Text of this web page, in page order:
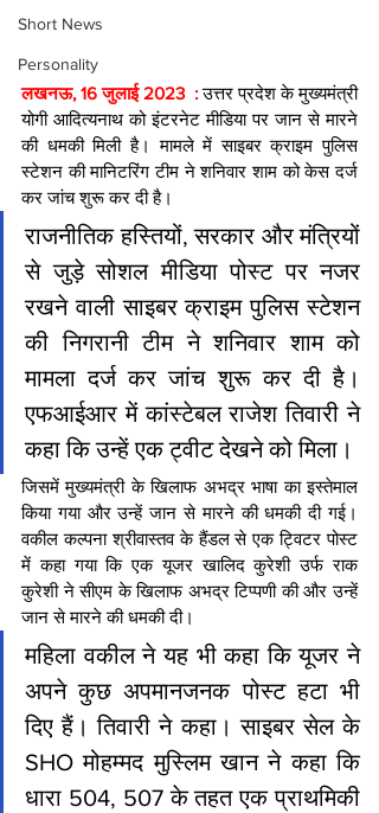
Short News
Personality
लखनऊ, 16 जुलाई 2023  : उत्तर प्रदेश के मुख्यमंत्री
योगी आदित्यनाथ को इंटरनेट मीडिया पर जान से मारने
की धमकी मिली है। मामले में साइबर क्राइम पुलिस
स्टेशन की मानिटरिंग टीम ने शनिवार शाम को केस दर्ज
कर जांच शुरू कर दी है।
राजनीतिक हस्तियों, सरकार और मंत्रियों
से जुड़े सोशल मीडिया पोस्ट पर नजर
रखने वाली साइबर क्राइम पुलिस स्टेशन
की निगरानी टीम ने शनिवार शाम को
मामला दर्ज कर जांच शुरू कर दी है।
एफआईआर में कांस्टेबल राजेश तिवारी ने
कहा कि उन्हें एक ट्वीट देखने को मिला।
जिसमें मुख्यमंत्री के खिलाफ अभद्र भाषा का इस्तेमाल
किया गया और उन्हें जान से मारने की धमकी दी गई।
वकील कल्पना श्रीवास्तव के हैंडल से एक ट्विटर पोस्ट
में कहा गया कि एक यूजर खालिद कुरेशी उर्फ राक
कुरेशी ने सीएम के खिलाफ अभद्र टिप्पणी की और उन्हें
जान से मारने की धमकी दी।
महिला वकील ने यह भी कहा कि यूजर ने
अपने कुछ अपमानजनक पोस्ट हटा भी
दिए हैं। तिवारी ने कहा। साइबर सेल के
SHO मोहम्मद मुस्लिम खान ने कहा क‍ि
धारा 504, 507 के तहत एक प्राथमिकी